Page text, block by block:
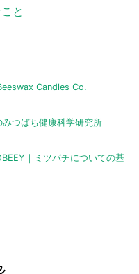
と
Candles Co.
つばち健康科学研究所
｜ミツバチについての基